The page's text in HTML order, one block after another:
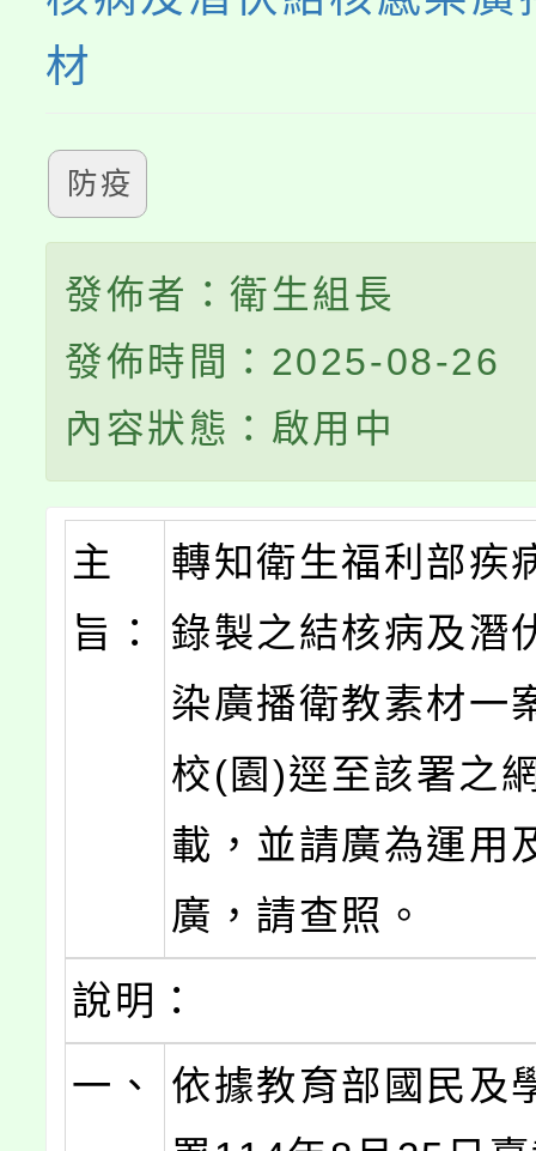
材
防疫
發佈者：衛生組長
發佈時間：2025-08-26
內容狀態：啟用中
主
旨：
轉知衛生福利部疾
錄製之結核病及潛
染廣播衛教素材一
校(園)逕至該署之
載，並請廣為運用
廣，請查照。
說明：
一、
依據教育部國民及